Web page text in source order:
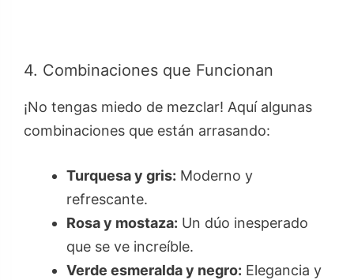
4. Combinaciones que Funcionan
¡No tengas miedo de mezclar! Aquí algunas
combinaciones que están arrasando:
Turquesa y gris: Moderno y
refrescante.
Rosa y mostaza: Un dúo inesperado
que se ve increíble.
Verde esmeralda y negro: Elegancia y